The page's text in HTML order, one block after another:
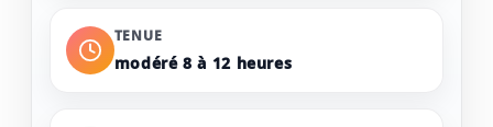
TENUE
modéré 8 à 12 heures